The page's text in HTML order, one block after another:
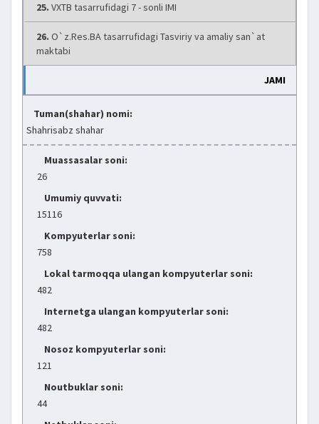
25. VXTB tasarrufidagi 7 - sonli IMI
26. O`z.Res.BA tasarrufidagi Tasviriy va amaliy san`at
maktabi
JAMI
Tuman(shahar) nomi:
Shahrisabz shahar
Muassasalar soni:
26
Umumiy quvvati:
15116
Kompyuterlar soni:
758
Lokal tarmoqqa ulangan kompyuterlar soni:
482
Internetga ulangan kompyuterlar soni:
482
Nosoz kompyuterlar soni:
121
Noutbuklar soni:
44